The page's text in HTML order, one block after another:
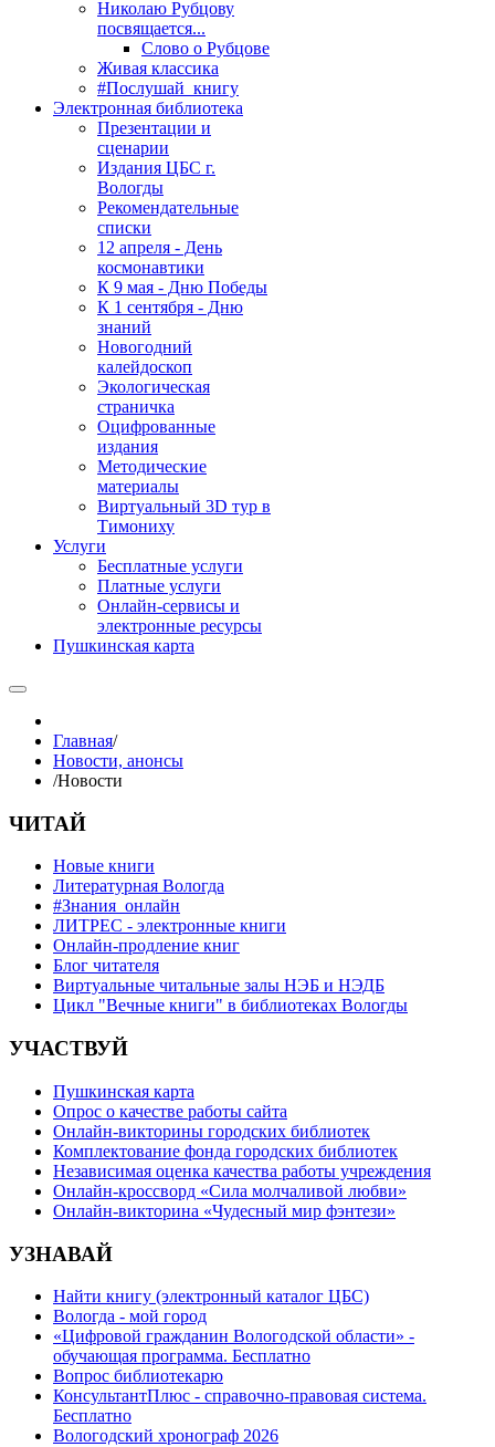
Николаю Рубцову
посвящается...
Слово о Рубцове
Живая классика
#Послушай_книгу
Электронная библиотека
Презентации и
сценарии
Издания ЦБС г.
Вологды
Рекомендательные
списки
12 апреля - День
космонавтики
К 9 мая - Дню Победы
К 1 сентября - Дню
знаний
Новогодний
калейдоскоп
Экологическая
страничка
Оцифрованные
издания
Методические
материалы
Виртуальный 3D тур в
Тимониху
Услуги
Бесплатные услуги
Платные услуги
Онлайн-сервисы и
электронные ресурсы
Пушкинская карта
Главная/
Новости, анонсы
/Новости
ЧИТАЙ
Новые книги
Литературная Вологда
#Знания_онлайн
ЛИТРЕС - электронные книги
Онлайн-продление книг
Блог читателя
Виртуальные читальные залы НЭБ и НЭДБ
Цикл "Вечные книги" в библиотеках Вологды
УЧАСТВУЙ
Пушкинская карта
Опрос о качестве работы сайта
Онлайн-викторины городских библиотек
Комплектование фонда городских библиотек
Независимая оценка качества работы учреждения
Онлайн-кроссворд «Сила молчаливой любви»
Онлайн-викторина «Чудесный мир фэнтези»
УЗНАВАЙ
Найти книгу (электронный каталог ЦБС)
Вологда - мой город
«Цифровой гражданин Вологодской области» -
обучающая программа. Бесплатно
Вопрос библиотекарю
КонсультантПлюс - справочно-правовая система.
Бесплатно
Вологодский хронограф 2026